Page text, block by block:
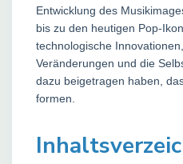
Entwicklung des
bis zu den heutigen Pop-
technologische
Veränderungen und die
dazu beigetragen haben,
formen.